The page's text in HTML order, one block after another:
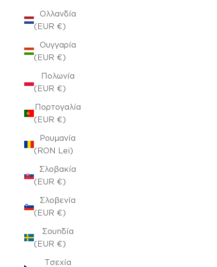
Ολλανδία
(EUR €)
Ουγγαρία
(EUR €)
Πολωνία
(EUR €)
Πορτογαλία
(EUR €)
Ρουμανία
(RON Lei)
Σλοβακία
(EUR €)
Σλοβενία
(EUR €)
Σουηδία
(EUR €)
Τσεχία